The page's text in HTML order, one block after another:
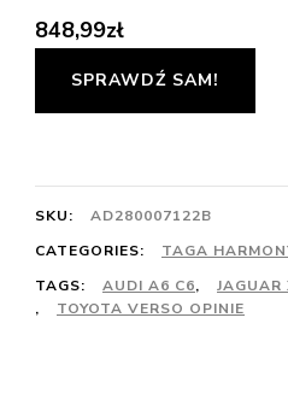
848,99zł
SPRAWDŹ SAM!
SKU:
AD280007122B
CATEGORIES:
TAGA
TAGS:
AUDI A6 C6, JAGUAR
,
TOYOTA VERSO OPINIE